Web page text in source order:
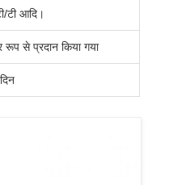
टी आदि।
रूप से प्रदान किया गया